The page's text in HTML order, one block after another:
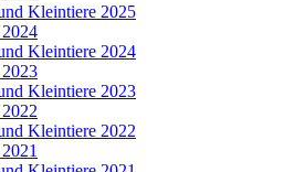
Kleintiere 2025
Kleintiere 2024
Kleintiere 2023
Kleintiere 2022